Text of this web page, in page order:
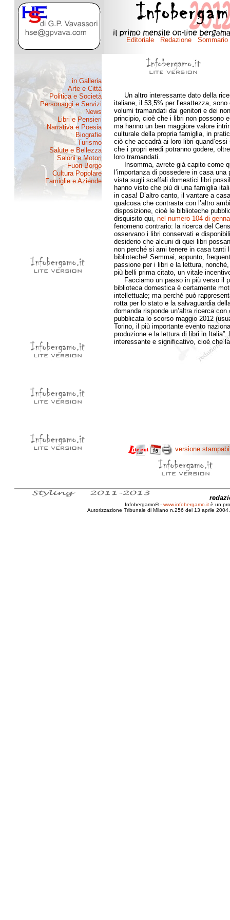
Un altro interessante dato della
italiane, il 53,5% per l’esattezza,
volumi tramandati dai genitori e dei
principio, cioè che i libri non possono
ma hanno un ben maggiore valore
culturale della propria famiglia, in
ciò che accadrà ai loro libri
che i propri eredi potranno godere,
loro tramandati.
Insomma, avrete già capito come
l’importanza di possedere in casa
vista sugli scaffali domestici libri
hanno visto che più di una famiglia
in casa! D’altro canto, il vantare a
qualcosa che contrasta con l’altro
disposizione, cioè le biblioteche
disquisito qui, nel numero 104 di
fenomeno contrario: la ricerca del
osservano i libri conservati e
desiderio che alcuni di quei libri
non perché si ami tenere in casa tanti
biblioteche! Semmai, appunto,
passione per i libri e la lettura,
più belli prima citato, un vitale
Facciamo un passo in più verso il
biblioteca domestica è certamente
intellettuale; ma perché può
rotta per lo stato e la salvaguardia
domanda risponde un’altra ricerca
pubblicata lo scorso maggio 2012
Torino, il più importante evento
produzione e la lettura di libri in
interessante e significativo, cioè che
versione
Infobergamo® - www.infobergamo.it è un
Autorizzazione Tribunale di Milano n.256 del 13 aprile